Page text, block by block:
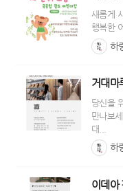
새롭게
행복한
하
거대마
당신을
만나보
대...
하
이데아